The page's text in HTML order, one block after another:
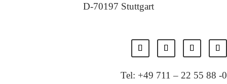
D-70197 Stuttgart
Tel: +49 711 – 22 55 88 -0